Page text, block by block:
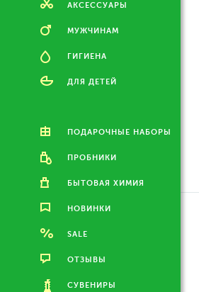
АКСЕССУАРЫ
МУЖЧИНАМ
ГИГИЕНА
ДЛЯ ДЕТЕЙ
ПОДАРОЧНЫЕ НАБОРЫ
ПРОБНИКИ
БЫТОВАЯ ХИМИЯ
НОВИНКИ
SALE
ОТЗЫВЫ
СУВЕНИРЫ